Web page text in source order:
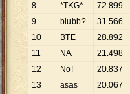
8
*TKG* 72.899
9
blubb? 31.566
10
BTE 28.892
11
NA 21.498
12
No! 20.837
13
asas 20.067